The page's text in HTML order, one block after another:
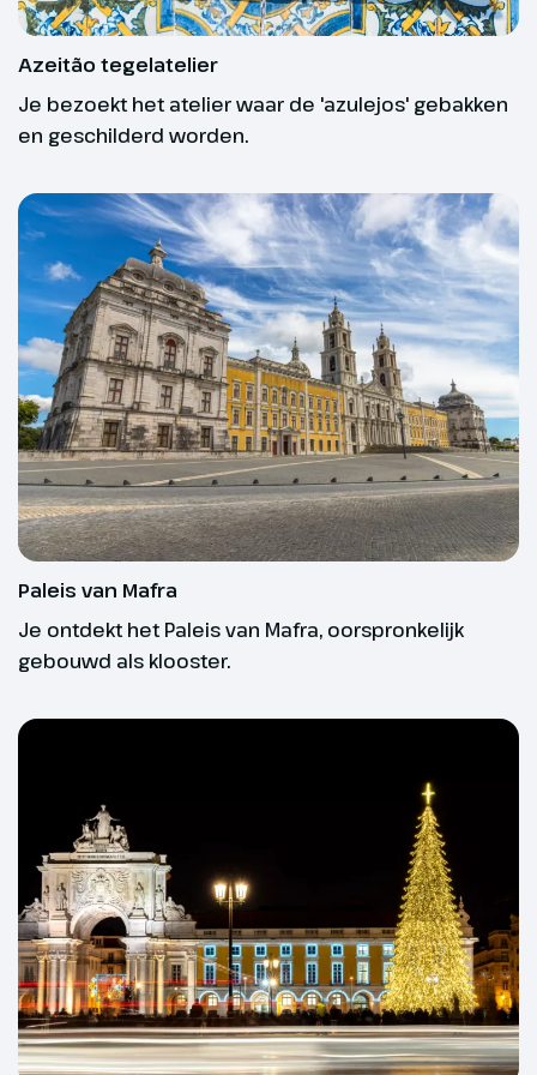
Azeitão tegelatelier
Je bezoekt het atelier waar de 'azulejos' gebakken
en geschilderd worden.
Paleis van Mafra
Je ontdekt het Paleis van Mafra, oorspronkelijk
gebouwd als klooster.
Rossio. Hier vinden we
verschillende kerstmarkten. Op
het Praça do Comércio zien we
de grote kerstboom glinsteren.
Kerstmarkt Lissabon
Hoogtepunt
Klooster Jeronimos
Vandaag gaan we de historische
stad Sintra bezoeken. In het ‘Vila
Velha’ wandelen we door smalle
straatjes. We zien het Palácio
Nacional de Sintra, tot 1910 was
dit de koninklijke
zomerresidentie. Na de lunch
Gegarandeerd vertrek
doorgaat? Bij een georganiseerde reis is dat altijd
afhankelijk van het aantal deelnemers. Toch willen
we je zoveel mogelijk garantie bieden. Daarom
bieden wij reizen aan met ‘gegarandeerd vertrek’.
Dit zijn reizen waarvan wij op basis van
geschiedenis en ervaring met 99% zekerheid
kunnen zeggen dat ze doorgaan. Slechts in zeer
zeldzame gevallen kan het zijn dat een garante reis
alsnog moet worden ingetrokken. Bijv. door een
grote annulering of reisbeperkende oorzaken
buiten onze invloedsfeer.
Bij data en prijzen zie je of deze reis vertrekgarantie
heeft.